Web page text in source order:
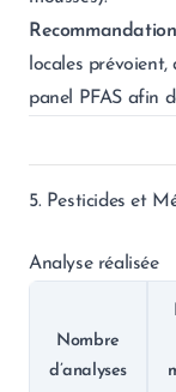
Recommandation
locales
panel PFAS afin
5. Pesticides et
Analyse réalisée
Nombre
d’analyses